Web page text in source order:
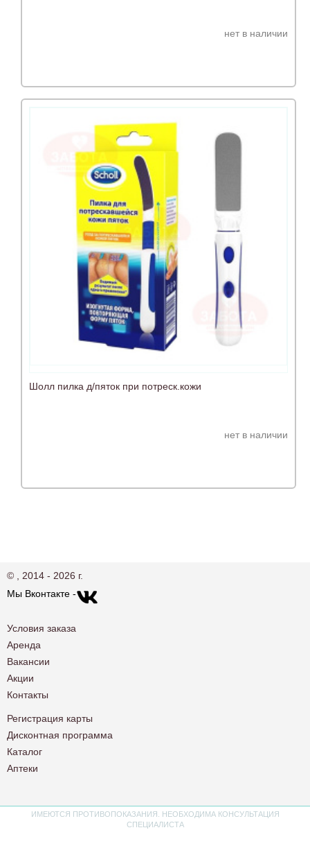
нет в наличии
Шолл пилка д/пяток при потреск.кожи
нет в наличии
© , 2014 - 2026 г.
Мы Вконтакте -
Условия заказа
Аренда
Вакансии
Акции
Контакты
Регистрация карты
Дисконтная программа
Каталог
Аптеки
ИМЕЮТСЯ ПРОТИВОПОКАЗАНИЯ. НЕОБХОДИМА КОНСУЛЬТАЦИЯ
СПЕЦИАЛИСТА